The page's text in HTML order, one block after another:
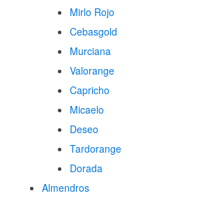
Mirlo Rojo
Cebasgold
Murciana
Valorange
Capricho
Micaelo
Deseo
Tardorange
Dorada
Almendros